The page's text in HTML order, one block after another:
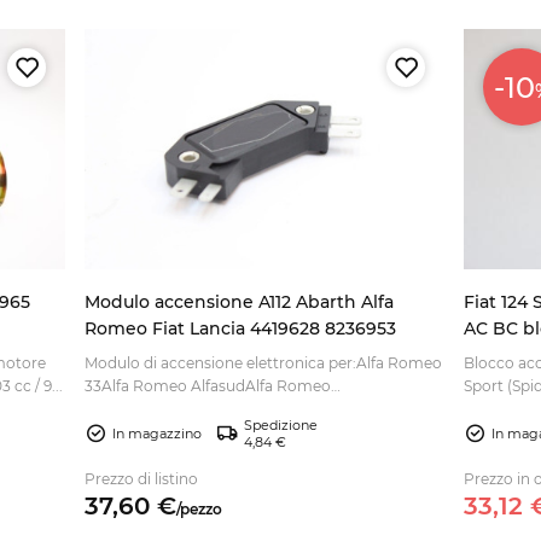
/ 9...
Modulo accensione A112 Abarth Alfa
Romeo Fiat Lancia 4419628 8236953
Modulo di accensione elettronica per:Alfa Romeo
33Alfa Romeo AlfasudAlfa Romeo
In magazzino
Spedizione
4,84 €
Prezzo di listino
37,60 €/pezzo
-10
Fiat 124
AC BC
Blocco
Sport
In
Prezzo in
33,12